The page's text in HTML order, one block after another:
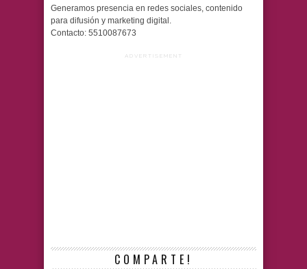
Generamos presencia en redes sociales, contenido
para difusión y marketing digital.
Contacto: 5510087673
ADVERTISEMENT
COMPARTE!